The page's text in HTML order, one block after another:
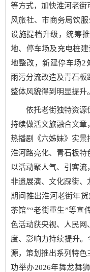
等方式，加快淮河老街
风旅社、市商务局饮
设施提档升级，统筹
地、停车场及充电桩
地整改，新建停车场2
雨污分流改造及青石板
整体风貌得到明显提升。
依托老街独特资源
持续做活文旅融合文章
热播剧《六姊妹》实景
淮河路亮化、青石板
以活动聚人气、引客流
非遗展演、文化踩街
期间推出淮河老街年
茶馆”“老街重生”等宣
色活动获央视、人民网
度、影响力持续提升。
源，策划推出系列特
功举办2026年舞龙舞